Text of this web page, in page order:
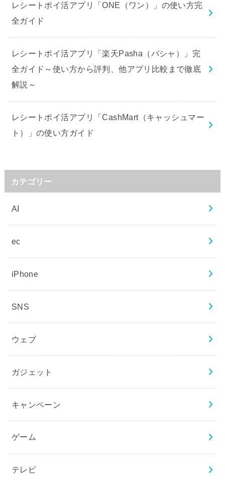
レシートポイ活アプリ「ONE（ワン）」の使い方完
全ガイド
レシートポイ活アプリ「楽天Pasha（パシャ）」完
全ガイド～使い方から評判、他アプリ比較まで徹底
解説～
レシートポイ活アプリ「CashMart（キャッシュマー
ト）」の使い方ガイド
カテゴリー
AI
ec
iPhone
SNS
ウェブ
ガジェット
キャンペーン
ゲーム
テレビ